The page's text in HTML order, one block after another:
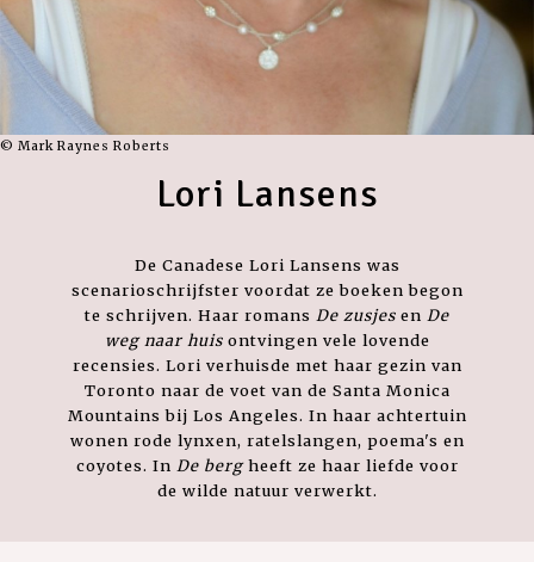
© Mark Raynes Roberts
Lori Lansens
De Canadese Lori Lansens was
scenarioschrijfster voordat ze boeken begon
te schrijven. Haar romans De zusjes en De
weg naar huisontvingen vele lovende
recensies. Lori verhuisde met haar gezin van
Toronto naar de voet van de Santa Monica
Mountains bij Los Angeles. In haar achtertuin
wonen rode lynxen, ratelslangen, poema's en
coyotes. In De bergheeft ze haar liefde voor
de wilde natuur verwerkt.